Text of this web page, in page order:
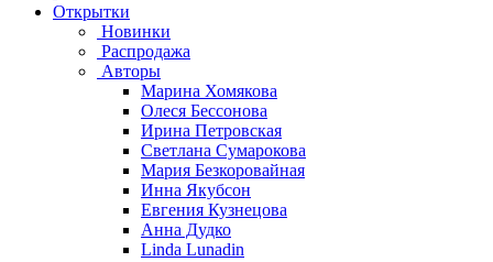
Открытки
Новинки
Распродажа
Авторы
Марина Хомякова
Олеся Бессонова
Ирина Петровская
Светлана Сумарокова
Мария Безкоровайная
Инна Якубсон
Евгения Кузнецова
Анна Дудко
Linda Lunadin